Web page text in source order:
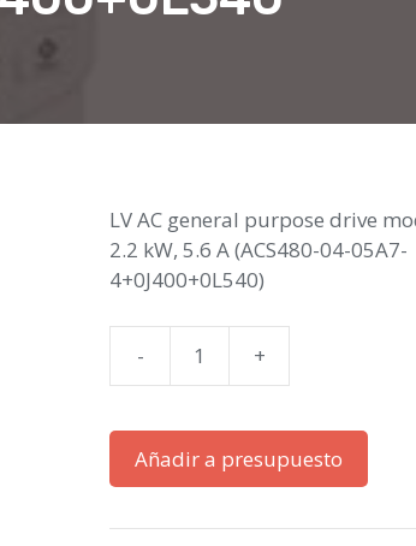
LV AC general purpose drive
2.2 kW, 5.6 A (ACS480-04-05A7-
4+0J400+0L540)
-
ACS480-
05A7-
4+0J400+0L540
cantidad
+
Añadir a presupuesto